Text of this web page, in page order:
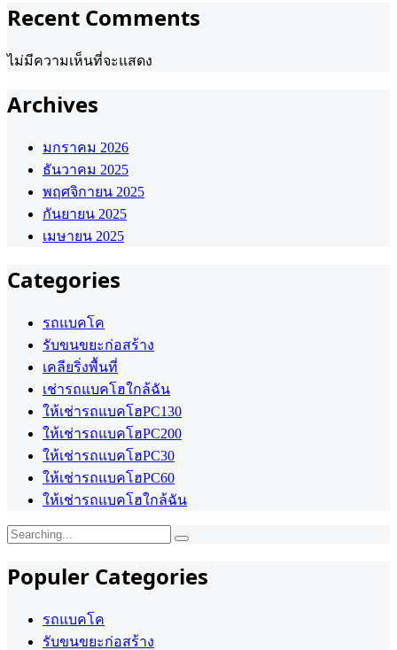
Recent Comments
ไม่มีความเห็นที่จะแสดง
Archives
มกราคม 2026
ธันวาคม 2025
พฤศจิกายน 2025
กันยายน 2025
เมษายน 2025
Categories
รถแบคโค
รับขนขยะก่อสร้าง
เคลียริ่งพื้นที่
เช่ารถแบคโฮใกล้ฉัน
ให้เช่ารถแบคโฮPC130
ให้เช่ารถแบคโฮPC200
ให้เช่ารถแบคโฮPC30
ให้เช่ารถแบคโฮPC60
ให้เช่ารถแบคโฮใกล้ฉัน
Search
Populer Categories
รถแบคโค
รับขนขยะก่อสร้าง